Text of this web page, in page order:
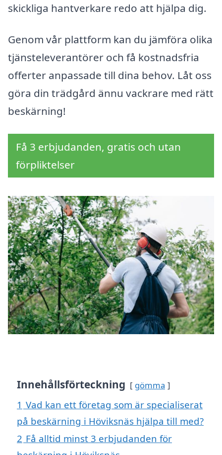
skickliga hantverkare redo att hjälpa dig.
Genom vår plattform kan du jämföra olika
tjänsteleverantörer och få kostnadsfria
offerter anpassade till dina behov. Låt oss
göra din trädgård ännu vackrare med rätt
beskärning!
Få 3 erbjudanden, gratis och utan
förpliktelser
Innehållsförteckning gömma
1 Vad kan ett företag som är specialiserat
på beskärning i Höviksnäs hjälpa till med?
2 Få alltid minst 3 erbjudanden för